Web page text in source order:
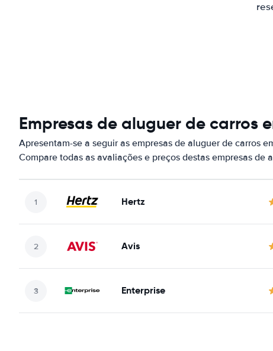
Empresas de aluguer de carros
Apresentam-se a seguir as empresas de aluguer de carros
Compare todas as avaliações e preços destas empresas de
Hertz
Avis
Enterprise